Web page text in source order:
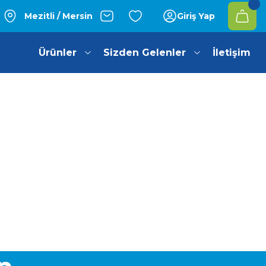
Mezitli / Mersin Giriş Yap
Ürünler Sizden Gelenler İletişim